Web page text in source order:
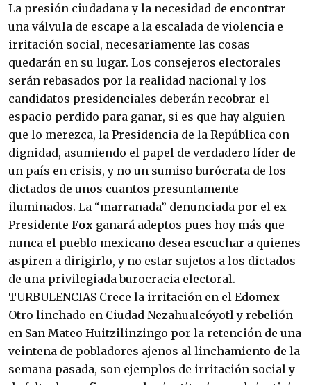
La presión ciudadana y la necesidad de encontrar
una válvula de escape a la escalada de violencia e
irritación social, necesariamente las cosas
quedarán en su lugar. Los consejeros electorales
serán rebasados por la realidad nacional y los
candidatos presidenciales deberán recobrar el
espacio perdido para ganar, si es que hay alguien
que lo merezca, la Presidencia de la República con
dignidad, asumiendo el papel de verdadero líder de
un país en crisis, y no un sumiso burócrata de los
dictados de unos cuantos presuntamente
iluminados. La “marranada” denunciada por el ex
Presidente Fox ganará adeptos pues hoy más que
nunca el pueblo mexicano desea escuchar a quienes
aspiren a dirigirlo, y no estar sujetos a los dictados
de una privilegiada burocracia electoral.
TURBULENCIAS Crece la irritación en el Edomex
Otro linchado en Ciudad Nezahualcóyotl y rebelión
en San Mateo Huitzilinzingo por la retención de una
veintena de pobladores ajenos al linchamiento de la
semana pasada, son ejemplos de irritación social y